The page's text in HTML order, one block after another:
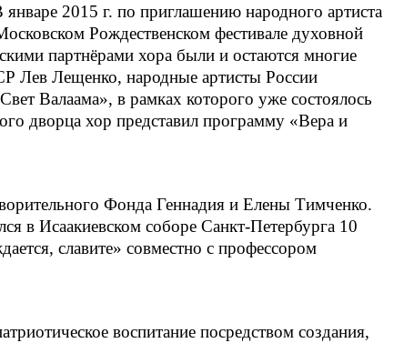
2015 г. по приглашению народного артиста
Рождественском фестивале духовной
партнёрами хора были и остаются многие
Лев Лещенко, народные артисты России
Валаама», в рамках которого уже состоялось
дворца хор представил программу «Вера и
Фонда Геннадия и Елены Тимченко.
в Исаакиевском соборе Санкт-Петербурга 10
славите» совместно с профессором
воспитание посредством создания,